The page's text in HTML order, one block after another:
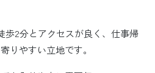
歩2分とアクセスが良く、仕事帰
りやすい立地です。